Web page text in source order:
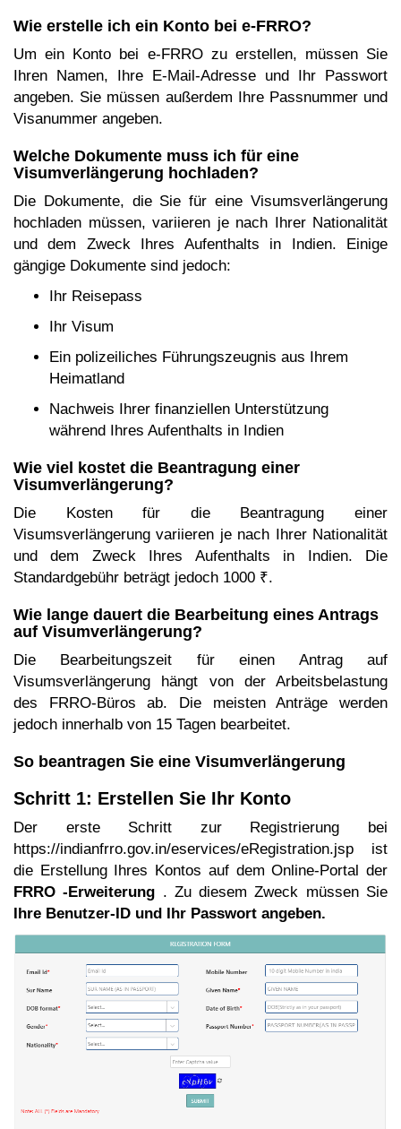
Wie erstelle ich ein Konto bei e-FRRO?
Um ein Konto bei e-FRRO zu erstellen, müssen Sie
Ihren Namen, Ihre E-Mail-Adresse und Ihr Passwort
angeben. Sie müssen außerdem Ihre Passnummer und
Visanummer angeben.
Welche Dokumente muss ich für eine
Visumverlängerung hochladen?
Die Dokumente, die Sie für eine Visumsverlängerung
hochladen müssen, variieren je nach Ihrer Nationalität
und dem Zweck Ihres Aufenthalts in Indien. Einige
gängige Dokumente sind jedoch:
Ihr Reisepass
Ihr Visum
Ein polizeiliches Führungszeugnis aus Ihrem
Heimatland
Nachweis Ihrer finanziellen Unterstützung
während Ihres Aufenthalts in Indien
Wie viel kostet die Beantragung einer
Visumverlängerung?
Die Kosten für die Beantragung einer
Visumsverlängerung variieren je nach Ihrer Nationalität
und dem Zweck Ihres Aufenthalts in Indien. Die
Standardgebühr beträgt jedoch 1000 ₹.
Wie lange dauert die Bearbeitung eines Antrags
auf Visumverlängerung?
Die Bearbeitungszeit für einen Antrag auf
Visumsverlängerung hängt von der Arbeitsbelastung
des FRRO-Büros ab. Die meisten Anträge werden
jedoch innerhalb von 15 Tagen bearbeitet.
So beantragen Sie eine Visumverlängerung
Schritt 1: Erstellen Sie Ihr Konto
Der erste Schritt zur Registrierung bei
https://indianfrro.gov.in/eservices/eRegistration.jsp ist
die Erstellung Ihres Kontos auf dem Online-Portal der
FRRO-Erweiterung . Zu diesem Zweck müssen Sie
Ihre Benutzer-ID und Ihr Passwort angeben.